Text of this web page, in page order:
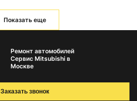
Показать еще
Ремонт автомобилей
Сервис Mitsubishi в
Москве
Заказать звонок